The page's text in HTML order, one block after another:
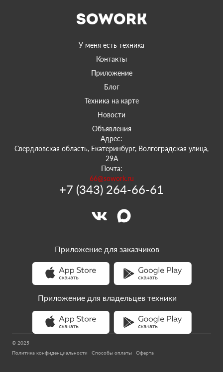
У меня есть техника
Контакты
Приложение
Блог
Техника на карте
Новости
Объявления
Адрес:
Свердловская область, Екатеринбург, Волгоградская улица,
29А
Почта:
66@sowork.ru
+7 (343) 264-66-61
© 2025
Политика конфиденциальности
Способы оплаты Оферта
Приложение для заказчиков
Приложение для владельцев техники